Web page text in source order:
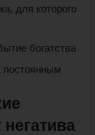
для которого
богатства